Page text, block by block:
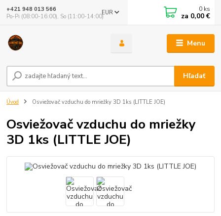
Menu
EUR
Hľadať
+421 948 013 566
Po-Pi (08:00-16:00), So (11:00-14:00)
0 ks
za 0,00 €
Úvod Osviežovač vzduchu do mriežky 3D 1ks (LITTLE JOE)
Osviežovač vzduchu do mriežky
3D 1ks (LITTLE JOE)